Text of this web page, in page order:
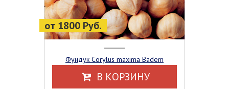
от 1800 Руб.
Фундук Corylus maxima Badem
В КОРЗИНУ